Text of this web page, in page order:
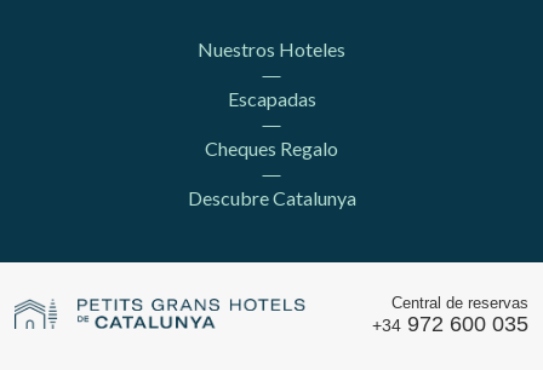
Nuestros Hoteles
Escapadas
Cheques Regalo
Descubre Catalunya
Central de reservas
+34 972 600 035